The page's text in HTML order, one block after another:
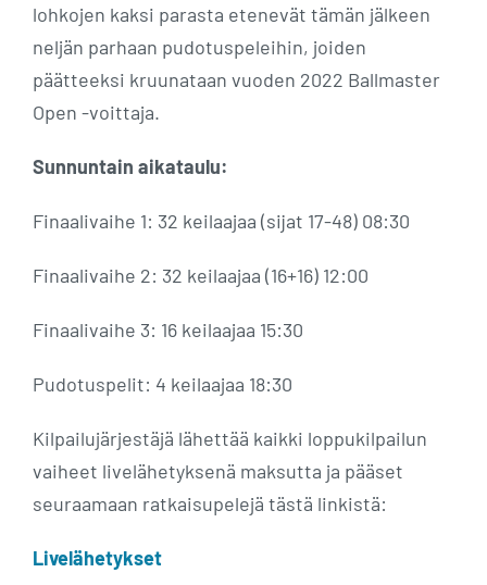
lohkojen kaksi parasta etenevät tämän jälkeen
neljän parhaan pudotuspeleihin, joiden
päätteeksi kruunataan vuoden 2022 Ballmaster
Open -voittaja.
Sunnuntain aikataulu:
Finaalivaihe 1: 32 keilaajaa (sijat 17-48) 08:30
Finaalivaihe 2: 32 keilaajaa (16+16) 12:00
Finaalivaihe 3: 16 keilaajaa 15:30
Pudotuspelit: 4 keilaajaa 18:30
Kilpailujärjestäjä lähettää kaikki loppukilpailun
vaiheet livelähetyksenä maksutta ja pääset
seuraamaan ratkaisupelejä tästä linkistä:
Livelähetykset